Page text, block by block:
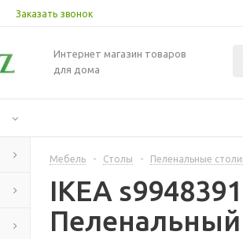
Заказать звонок
Интернет магазин товаров
для дома
Мебель - Столы - Пеленальные
IKEA